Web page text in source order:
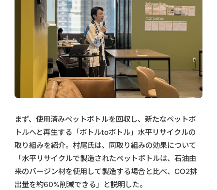
まず、使用済みペットボトルを回収し、新たなペットボ
トルへと再生する「ボトルtoボトル」水平リサイクルの
取り組みを紹介。村尾氏は、同取り組みの効果について
「水平リサイクルで製造されたペットボトルは、石油由
来のバージン材を使用して製造する場合と比べ、CO2排
出量を約60%削減できる」と説明した。